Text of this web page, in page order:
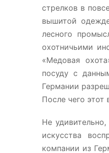
стрелков в
вышитой
лесного
охотничьими
«Медовая
посуду с
Германии
После чего этот
Не
искусства
компании из